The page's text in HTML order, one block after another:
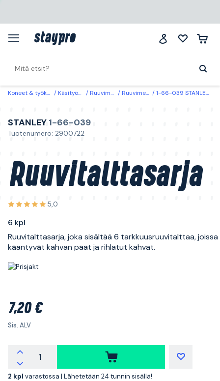
Koneet & työkalut Käsityökalut Ruuvimeisselit Ruuvimeisselisetit 1-66-039 STANLEY Ruuvitalttasarja 6 kpl
STANLEY 1-66-039
Tuotenumero: 2900722
Ruuvitalttasarja
5,0
6 kpl
Ruuvitalttasarja, joka sisältää 6 tarkkuusruuvitalttaa, joissa
kääntyvät kahvan päät ja rihlatut kahvat.
7,20 €
Sis. ALV
2 kpl varastossa | Lähetetään 24 tunnin sisällä!